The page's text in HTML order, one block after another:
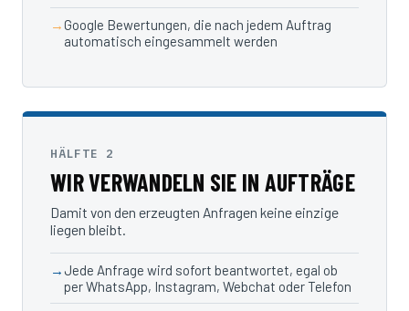
Google Bewertungen, die nach jedem Auftrag
automatisch eingesammelt werden
HÄLFTE 2
WIR VERWANDELN SIE IN AUFTRÄGE
Damit von den erzeugten Anfragen keine einzige
liegen bleibt.
Jede Anfrage wird sofort beantwortet, egal ob
per WhatsApp, Instagram, Webchat oder Telefon